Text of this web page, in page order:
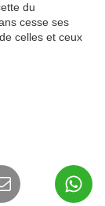
du
cesse ses
celles et ceux